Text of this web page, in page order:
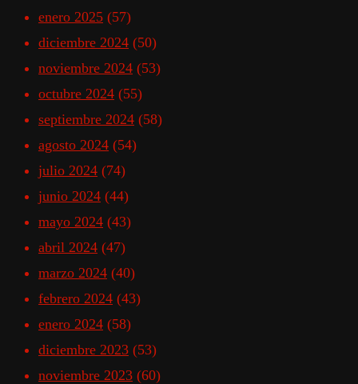
enero 2025 (57)
diciembre 2024 (50)
noviembre 2024 (53)
octubre 2024 (55)
septiembre 2024 (58)
agosto 2024 (54)
julio 2024 (74)
junio 2024 (44)
mayo 2024 (43)
abril 2024 (47)
marzo 2024 (40)
febrero 2024 (43)
enero 2024 (58)
diciembre 2023 (53)
noviembre 2023 (60)